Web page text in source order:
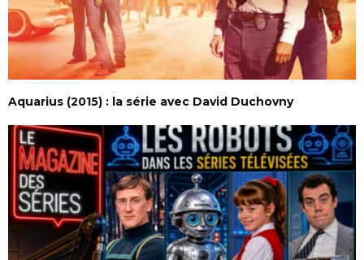
Aquarius (2015) : la série avec David Duchovny